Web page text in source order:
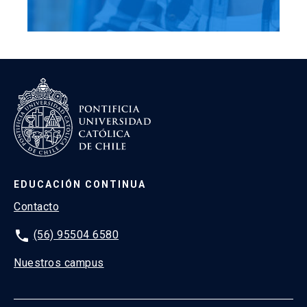
EDUCACIÓN CONTINUA
Contacto
phone (56) 95504 6580
Nuestros campus